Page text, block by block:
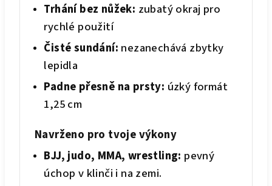
Trhání bez nůžek: zubatý okraj pro
rychlé použití
Čisté sundání: nezanechává zbytky
lepidla
Padne přesně na prsty: úzký formát
1,25 cm
Navrženo pro tvoje výkony
BJJ, judo, MMA, wrestling: pevný
úchop v klinči i na zemi.